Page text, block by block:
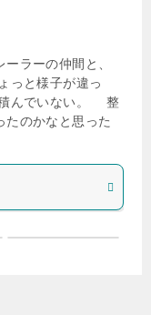
ラーの仲間と、
っと様子が違っ
んでいない。 整
たのかなと思った